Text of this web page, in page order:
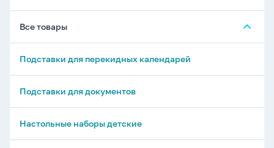
Все товары
Подставки для перекидных календарей
Подставки для документов
Настольные наборы детские